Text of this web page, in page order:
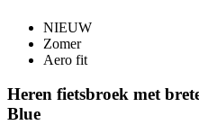
NIEUW
Zomer
Aero fit
Heren fietsbroek met
Blue